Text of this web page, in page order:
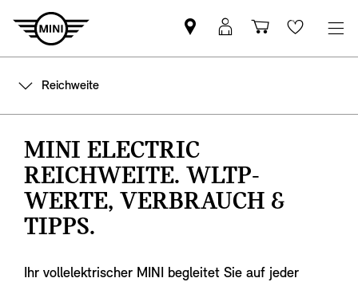
MINI
Partner
MINI
Login
Wishlist
Reichweite
MINI ELECTRIC
REICHWEITE. WLTP-
WERTE, VERBRAUCH &
TIPPS.
Ihr vollelektrischer MINI begleitet Sie auf jeder